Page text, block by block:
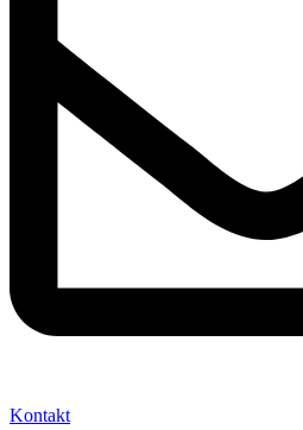
Kontakt